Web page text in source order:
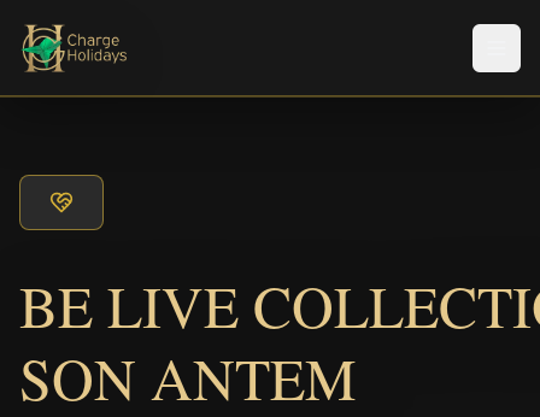
BE LIVE
SON ANTEM